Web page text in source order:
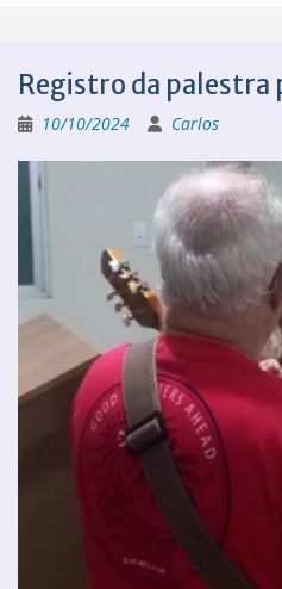
Registro da palestra
10/10/2024 Carlos